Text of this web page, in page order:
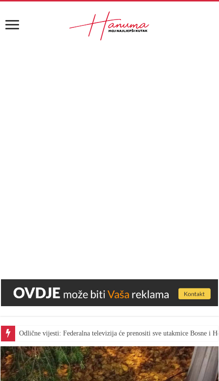
Odlične vijesti: Federalna televizija će prenositi sve utakmice Bosne i